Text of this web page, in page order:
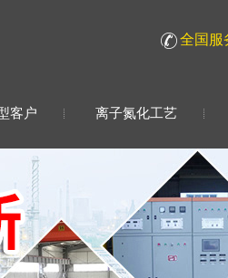
全国服
客户 离子氮化工艺